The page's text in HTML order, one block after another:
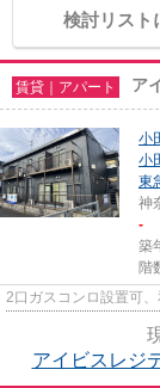
検討リスト
賃貸｜アパート ア
小
小
東
神
-
築
階
2口ガスコンロ設置可
アイビスレジ